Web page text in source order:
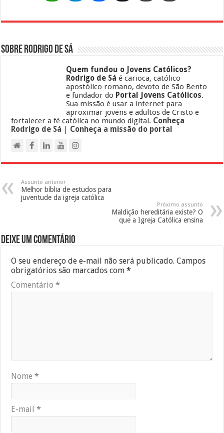
Sobre Rodrigo de Sá
Quem fundou o Jovens Católicos?
Rodrigo de Sá é carioca, católico
apostólico romano, devoto de São Bento
e fundador do Portal Jovens Católicos.
Sua missão é usar a internet para
aproximar jovens e adultos de Cristo e
fortalecer a fé católica no mundo digital. Conheça
Rodrigo de Sá | Conheça a missão do portal
Assunto anterior
Melhor bíblia de estudos para
juventude da igreja católica
Próximo assunto
Maldição hereditária existe? O
que a Igreja Católica ensina
Deixe um comentário
O seu endereço de e-mail não será publicado. Campos
obrigatórios são marcados com*
Comentário*
Nome*
E-mail*